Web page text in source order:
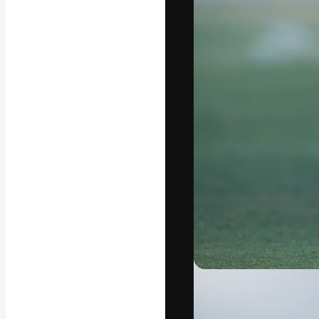
La
migliori lavori.
Italiano